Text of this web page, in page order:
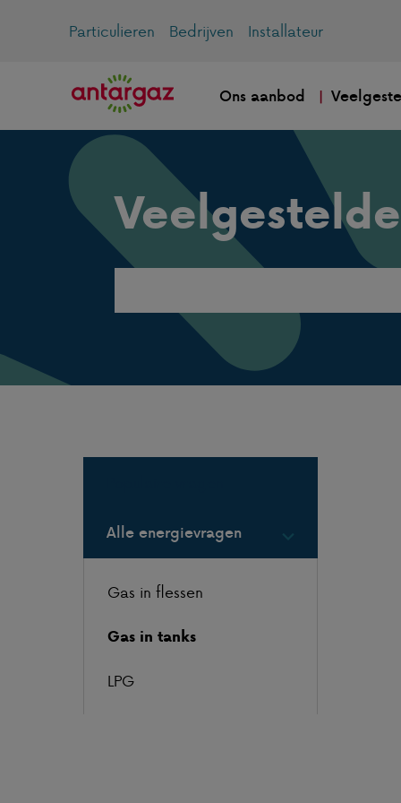
Particulieren Bedrijven Installateur
Ons aanbod
Alle energievragen
Gas in flessen
Gas in tanks
LPG